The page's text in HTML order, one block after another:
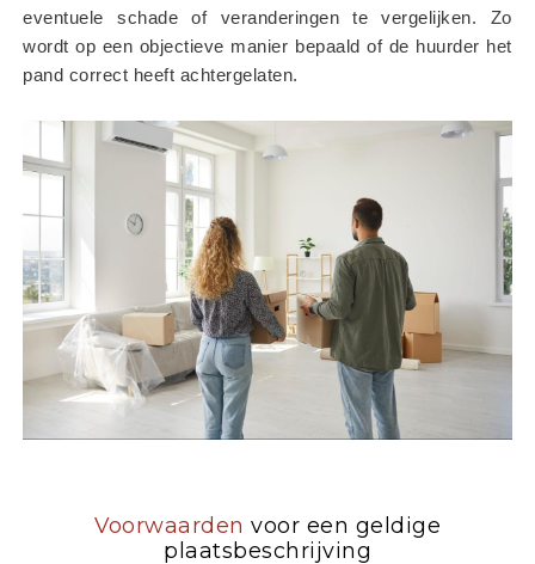
eventuele schade of veranderingen te vergelijken. Zo
wordt op een objectieve manier bepaald of de huurder het
pand correct heeft achtergelaten.
Voorwaarden voor een geldige
plaatsbeschrijving